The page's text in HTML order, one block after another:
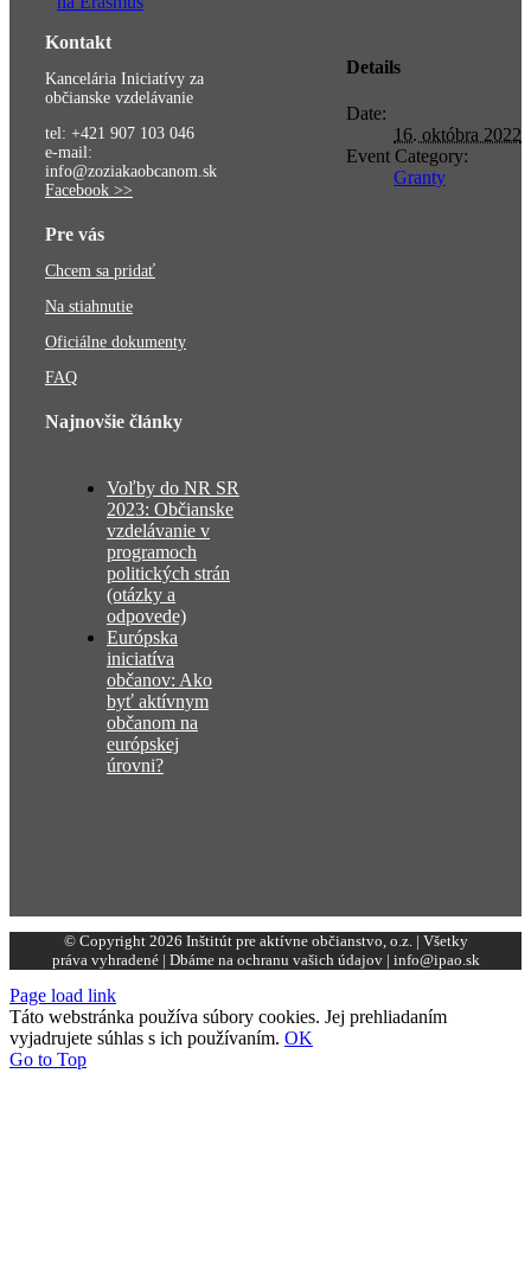
Details
Date:
16. októbra 2022
Event Category:
Granty
Kontakt
Kancelária Iniciatívy za
občianske vzdelávanie
tel: +421 907 103 046
e-mail:
info@zoziakaobcanom.sk
Facebook >>
Pre vás
Chcem sa pridať
Na stiahnutie
Oficiálne dokumenty
FAQ
Najnovšie články
Voľby do NR SR
2023: Občianske
vzdelávanie v
programoch
politických strán
(otázky a
odpovede)
Európska
iniciatíva
občanov: Ako
byť aktívnym
občanom na
európskej
úrovni?
© Copyright 2026 Inštitút pre aktívne občianstvo, o.z. | Všetky
práva vyhradené | Dbáme na ochranu vašich údajov | info@ipao.sk
Page load link
Táto webstránka používa súbory cookies. Jej prehliadaním
vyjadrujete súhlas s ich používaním. OK
Go to Top